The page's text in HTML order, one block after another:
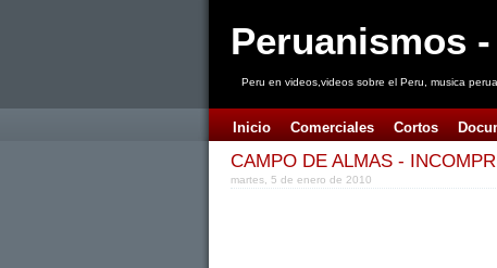
Peruanismos
Peru en videos,videos sobre el Peru, musica
Inicio Comerciales Cortos
CAMPO DE ALMAS -
martes, 5 de enero de 2010